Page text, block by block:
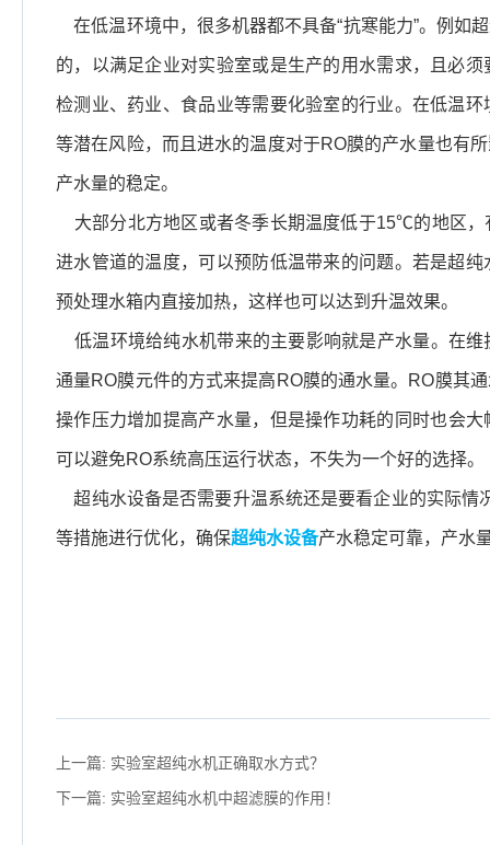
在低温环境中，很多机器都不具备“抗寒能力”。例如
的，以满足企业对实验室或是生产的用水需求，且必
检测业、药业、食品业等需要化验室的行业。在低温
等潜在风险，而且进水的温度对于RO膜的产水量也有
产水量的稳定。
大部分北方地区或者冬季长期温度低于15℃的地区，
进水管道的温度，可以预防低温带来的问题。若是超
预处理水箱内直接加热，这样也可以达到升温效果。
低温环境给纯水机带来的主要影响就是产水量。在
通量RO膜元件的方式来提高RO膜的通水量。RO膜其
操作压力增加提高产水量，但是操作功耗的同时也会
可以避免RO系统高压运行状态，不失为一个好的选择。
超纯水设备是否需要升温系统还是要看企业的实际情
等措施进行优化，确保超纯水设备产水稳定可靠，产水
上一篇: 实验室超纯水机正确取水方式？
下一篇: 实验室超纯水机中超滤膜的作用！